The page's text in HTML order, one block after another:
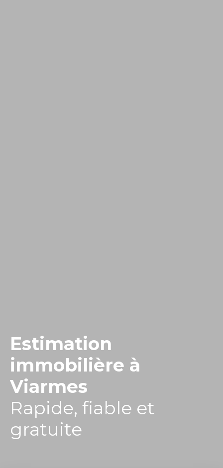
Estimation
immobilière à
Viarmes
Rapide, fiable et
gratuite